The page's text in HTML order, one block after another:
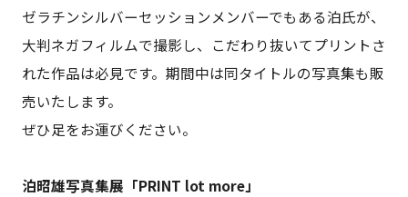
ゼラチンシルバーセッションメンバーでもある泊氏が、
大判ネガフィルムで撮影し、こだわり抜いてプリントさ
れた作品は必見です。期間中は同タイトルの写真集も販
売いたします。
ぜひ足をお運びください。
泊昭雄写真集展「PRINT lot more」